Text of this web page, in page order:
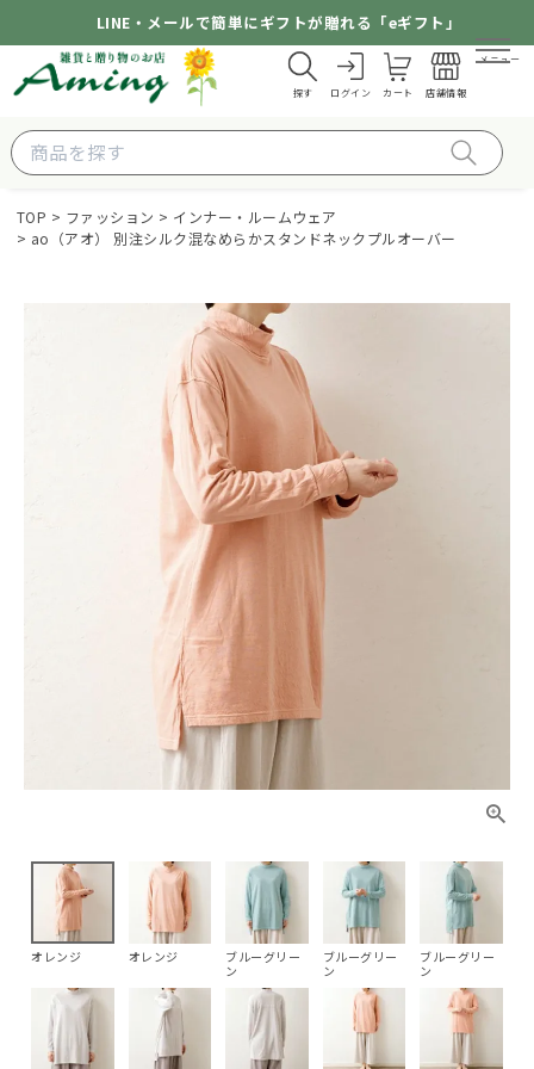
LINE・メールで簡単にギフトが贈れる「eギフト」
探す ログイン カート 店舗情報
メニュー
TOP ファッション
インナー・ルームウェア
ao（アオ） 別注シルク混なめらかスタンドネックプルオーバー
オレンジ オレンジ
ブルーグリー
ン
ブルーグリー
ン
ブルーグリー
ン